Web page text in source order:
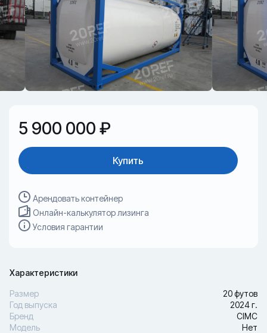
5 900 000 ₽
Купить
Арендовать контейнер
Онлайн-калькулятор лизинга
Условия гарантии
Характеристики
Размер
20 футов
Год выпуска
2024 г.
Бренд
CIMC
Модель
Нет